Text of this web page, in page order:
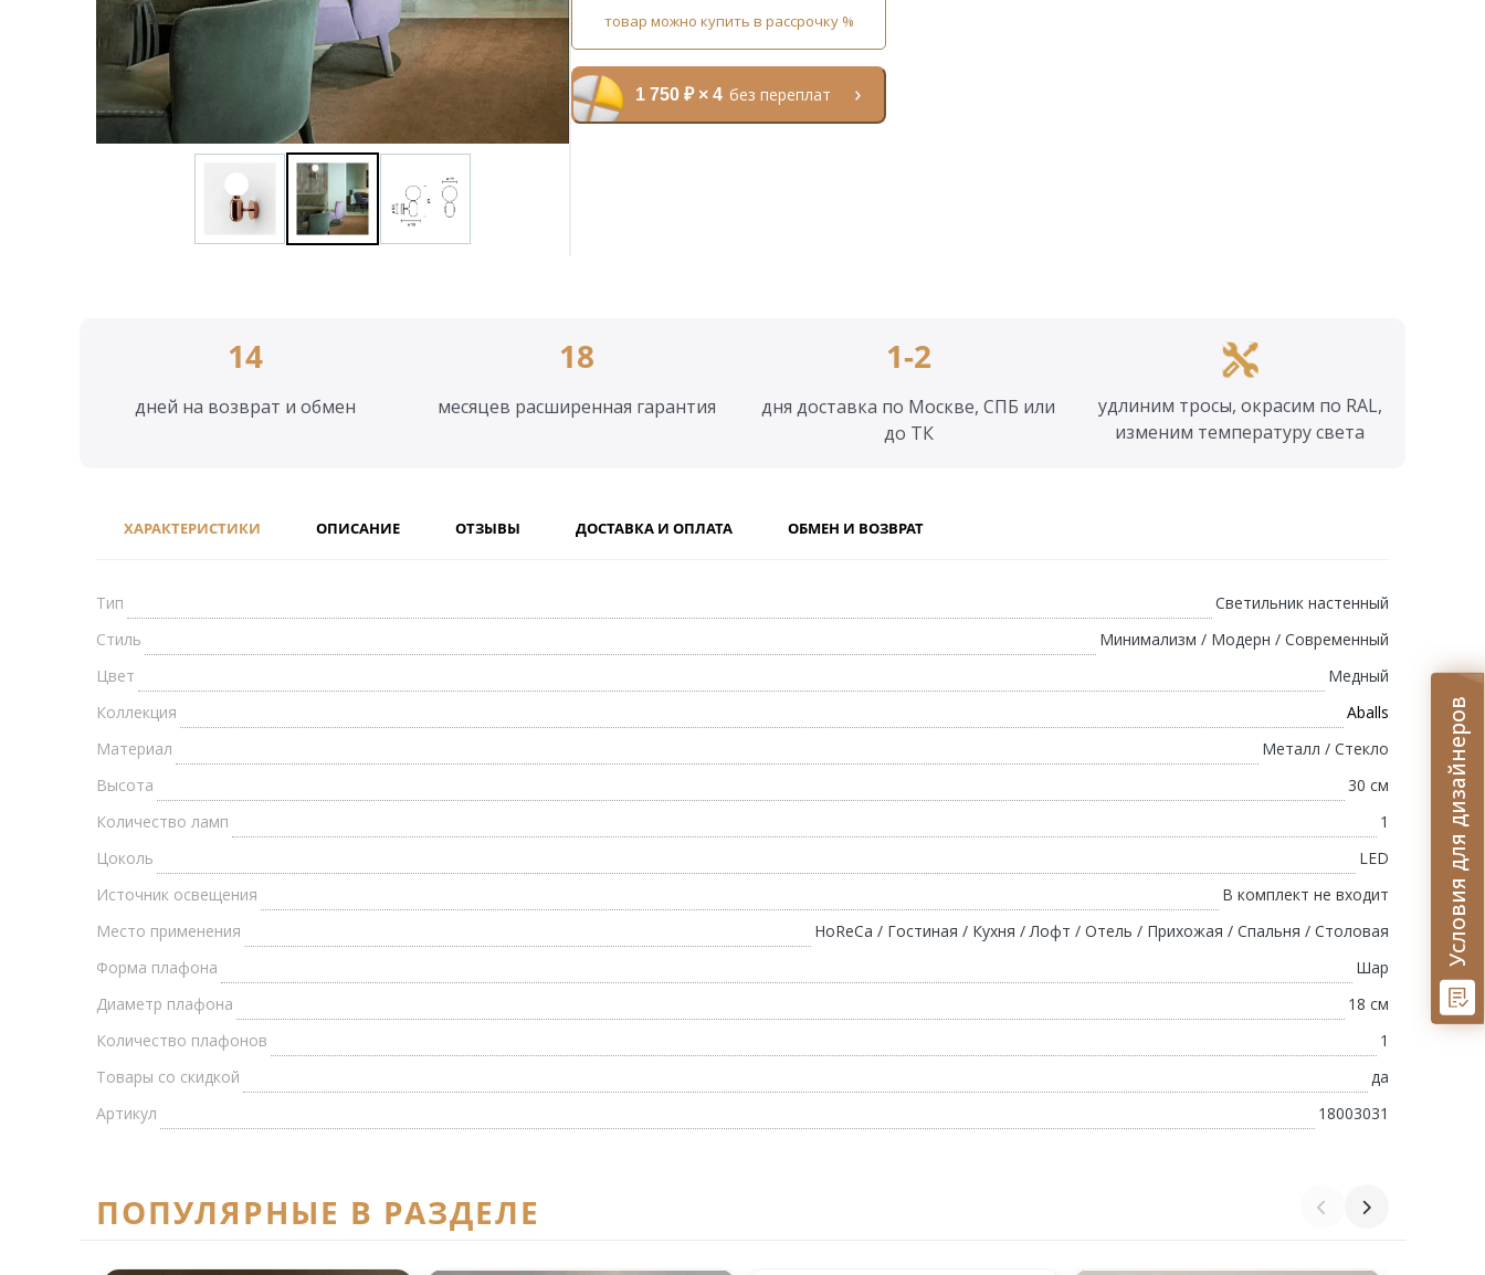
товар можно купить в рассрочку %
1 750 ₽ × 4 без переплат
14
дней на возврат и обмен
18
месяцев расширенная гарантия
1-2
дня доставка по Москве, СПБ или
до ТК
удлиним тросы, окрасим по RAL,
изменим температуру света
ХАРАКТЕРИСТИКИ ОПИСАНИЕ ОТЗЫВЫ ДОСТАВКА И ОПЛАТА ОБМЕН И ВОЗВРАТ
Тип
Светильник настенный
Стиль
Минимализм / Модерн / Современный
Цвет
Медный
Коллекция
Aballs
Материал
Металл / Стекло
Высота
30 см
Количество ламп
1
Цоколь
LED
Источник освещения
В комплект не входит
Место применения
HoReCa / Гостиная / Кухня / Лофт / Отель / Прихожая / Спальня / Столовая
Форма плафона
Шар
Диаметр плафона
18 см
Количество плафонов
1
Товары со скидкой
да
Артикул
18003031
ПОПУЛЯРНЫЕ В РАЗДЕЛЕ
Условия для дизайнеров